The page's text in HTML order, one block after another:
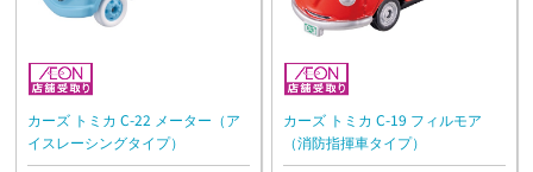
カーズ トミカ C-22 メーター（ア
イスレーシングタイプ）
カーズ トミカ C-19 フィルモア
（消防指揮車タイプ）